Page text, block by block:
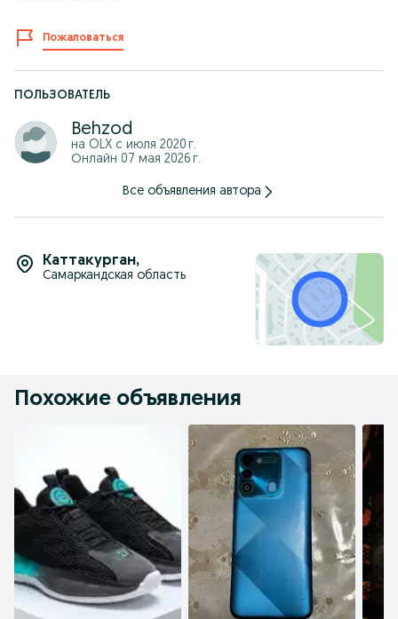
Пожаловаться
ПОЛЬЗОВАТЕЛЬ
Behzod
на OLX с июля 2020 г.
Онлайн 07 мая 2026 г.
Все объявления автора
Каттакурган,
Самаркандская область
Похожие объявления